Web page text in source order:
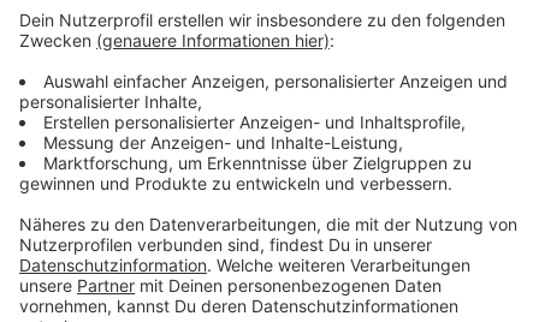
Anzeige
Leverkusener Parteien zu Europawahl-Ergebnis
Kein EM-Public Viewing im Leverkusener Neulandpark
Projekt Landrat-Lucas-Gymnasium: Leverkusens
Politik berät